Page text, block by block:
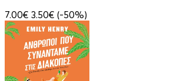
7.00€ 3.50€ (-50%)